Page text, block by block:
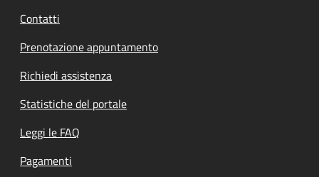
Contatti
Prenotazione appuntamento
Richiedi assistenza
Statistiche del portale
Leggi le FAQ
Pagamenti